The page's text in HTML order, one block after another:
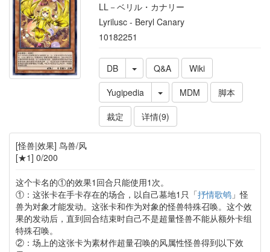
LL－ベリル・カナリー
Lyrilusc - Beryl Canary
10182251
DB Q&A
Wiki
Yugipedia
MDM
脚本
裁定
详情(9)
[怪兽|效果] 鸟兽/风
[★1] 0/200
这个卡名的①的效果1回合只能使用1次。
①：这张卡在手卡存在的场合，以自己墓地1只「抒情歌鸲」怪
兽为对象才能发动。这张卡和作为对象的怪兽特殊召唤。这个效
果的发动后，直到回合结束时自己不是超量怪兽不能从额外卡组
特殊召唤。
②：场上的这张卡为素材作超量召唤的风属性怪兽得到以下效